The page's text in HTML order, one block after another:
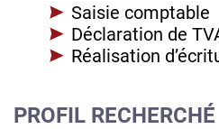
Saisie comptable
Déclaration de
Réalisation
PROFIL RECHERCHÉ